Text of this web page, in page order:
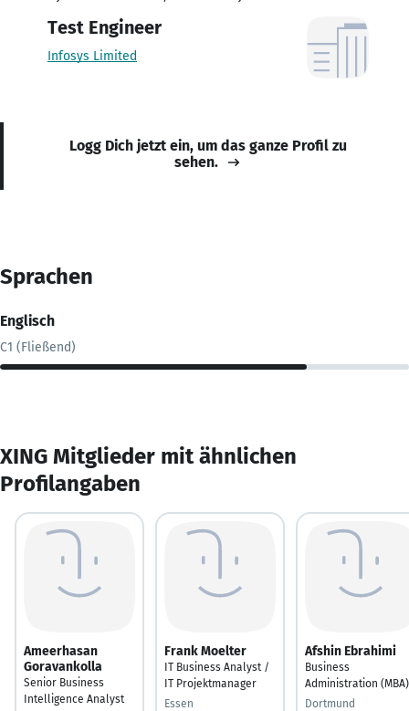
Test Engineer
Infosys Limited
Logg Dich jetzt ein, um das ganze Profil zu
sehen.
Sprachen
Englisch
C1 (Fließend)
XING Mitglieder mit ähnlichen
Profilangaben
Ameerhasan
Goravankolla
Senior Business
Intelligence Analyst
Frank Moelter
IT Business Analyst /
IT Projektmanager
Essen
Afshin Ebrahimi
Business
Administration (MBA)
Dortmund